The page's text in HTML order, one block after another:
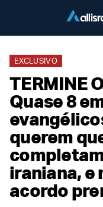
EXCLUSIVO
TERMINE
Quase 8
querem
iraniana, e
acordo